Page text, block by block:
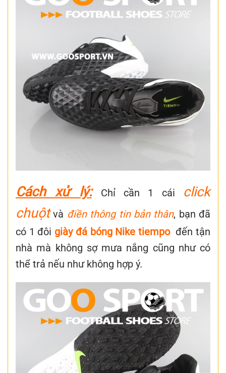
Cách xử lý: Chỉ cần 1 cái
click
chuột và điền thông tin bản thân, bạn đã
có 1 đôi giày đá bóng Nike tiempo đến tận
nhà mà không sợ mưa nắng cũng như có
thể trả nếu như không hợp ý.